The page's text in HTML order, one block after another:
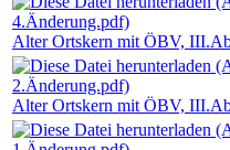
Alter Ortskern mit ÖBV,
Alter Ortskern mit ÖBV,